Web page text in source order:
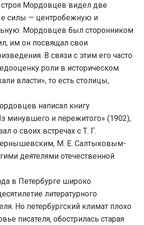
Мордовцев видел две
силы — центробежную и
Мордовцев был сторонником
им он посвящал свои
В связи с этим его часто
роли в историческом
власти», то есть столицы,
написал книгу
минувшего и пережитого» (1902),
о своих встречах с Т. Г.
М. Е. Салтыковым-
деятелями отечественной
в Петербурге широко
литературного
Но петербургский климат плохо
писателя, обострилась старая